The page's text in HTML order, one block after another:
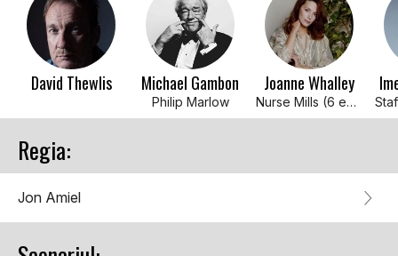
David Thewlis Michael Gambon
Philip Marlow
Joanne Whalley
Nurse Mills (6 episodes, 1986)
Regia:
Jon Amiel